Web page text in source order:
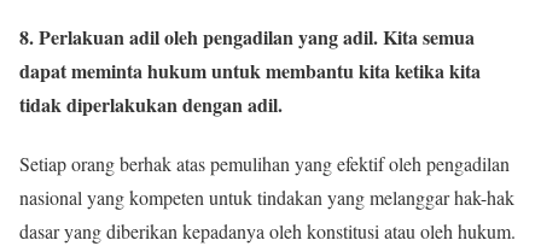
8. Perlakuan adil oleh pengadilan yang adil. Kita semua
dapat meminta hukum untuk membantu kita ketika kita
tidak diperlakukan dengan adil.
Setiap orang berhak atas pemulihan yang efektif oleh pengadilan
nasional yang kompeten untuk tindakan yang melanggar hak-hak
dasar yang diberikan kepadanya oleh konstitusi atau oleh hukum.